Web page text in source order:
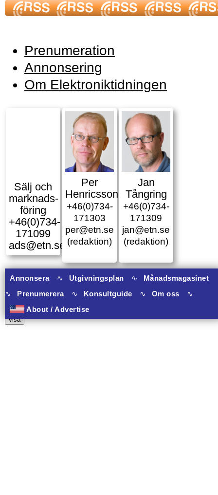
Prenumeration
Annonsering
Om Elektroniktidningen
Sälj och
marknads­
föring
+46(0)734-
171099
ads@etn.se
Per
Henricsson
+46(0)734-
171303
per@etn.se
(redaktion)
Jan
Tångring
+46(0)734-
171309
jan@etn.se
(redaktion)
Annonsera ∿ Utgivningsplan ∿
Månadsmagasinet
∿
Prenumerera ∿ Konsultguide ∿ Om oss
∿
About / Advertise
10 banners varav 10 har onclick.